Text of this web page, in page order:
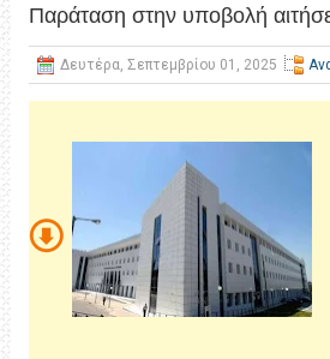
Παράταση στην υποβολή
Δευτέρα, Σεπτεμβρίου 01, 2025